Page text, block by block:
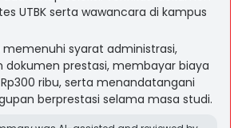
UTBK serta wawancara di kampus
memenuhi syarat administrasi,
dokumen prestasi, membayar biaya
ribu, serta menandatangani
berprestasi selama masa studi.